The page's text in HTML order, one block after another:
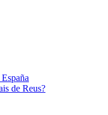
de Reus?